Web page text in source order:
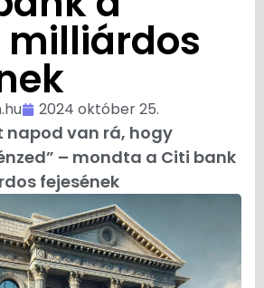
milliárdos
2024 október 25.
napod van rá, hogy
– mondta a Citi bank
fejesének